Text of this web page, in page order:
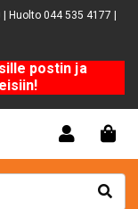
Huolto 044 535 4177 |
postin ja